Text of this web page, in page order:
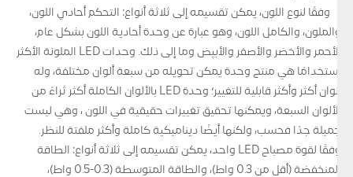
وفقًا لنوع اللون، يمكن تقسيمه إلى ثلاثة أنواع: التحكم أحادي اللون،
والملون، والكامل اللون، وهو عبارة عن وحدة أحادية اللون بشكل عام،
الأحمر والأخضر والأصفر والأبيض وما إلى ذلك. وحدات LED الملونة الأكثر
استخدامًا هي منتج وحدة يمكن تحويله من سبعة ألوان مختلفة، وله
ألوان أكثر وأكثر قابلية للتغيير؛ وحدة LED بالألوان الكاملة أكثر ثراءً من
الألوان السبعة، ويمكنها تحقيق تغييرات حقيقية في اللون ، وهي ليست
جميلة جدًا فحسب، ولكنها أيضًا ديناميكية كاملة وأكثر ملفتة للنظر.
وفقًا لقوة مصباح LED واحد، يمكن تقسيمه إلى ثلاثة أنواع: الطاقة
المنخفضة (أقل من 0.3 واط)، والطاقة المتوسطة (0.3-0.5 واط)،